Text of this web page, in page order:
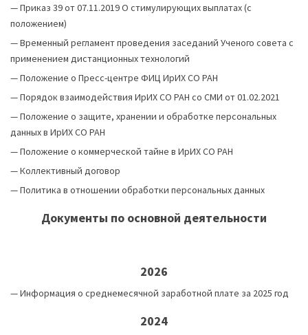
—Приказ 39 от 07.11.2019 О стимулирующих выплатах (с
положением)
—Временный регламент проведения заседаний Ученого совета с
применением дистанционных технологий
—Положение о Пресс-центре ФИЦ ИрИХ СО РАН
—Порядок взаимодействия ИрИХ СО РАН со СМИ от 01.02.2021
—Положение о защите, хранении и обработке персональных
данных в ИрИХ СО РАН
—Положение о коммерческой тайне в ИрИХ СО РАН
—Коллективный договор
—Политика в отношении обработки персональных данных
Документы по основной деятельности
2026
— Информация о среднемесячной заработной плате за 2025 год
2024